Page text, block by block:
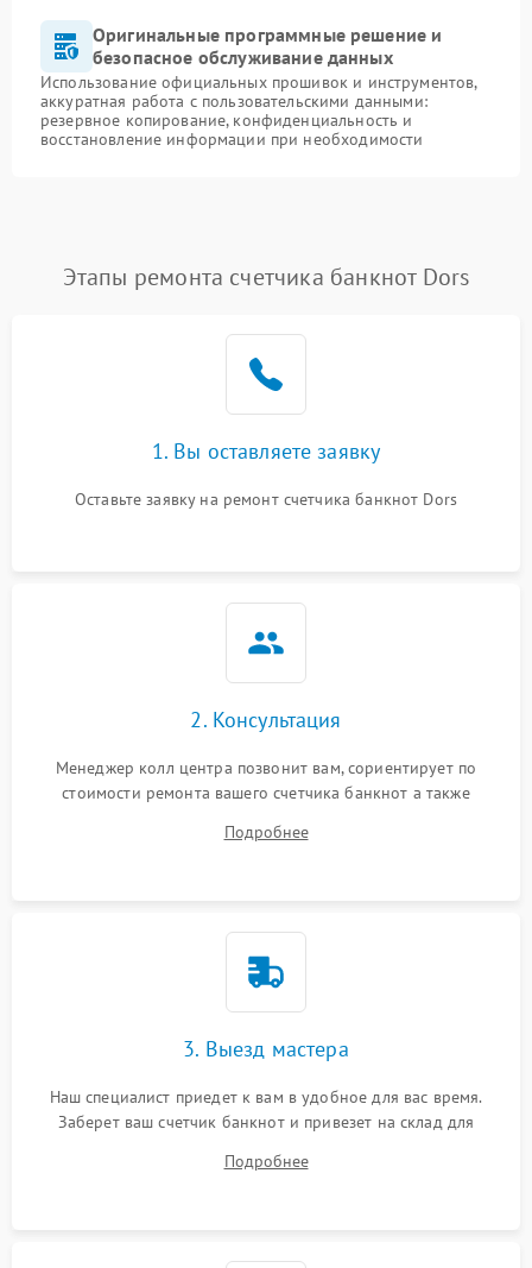
Оригинальные программные решение и
безопасное обслуживание данных
Использование официальных прошивок и инструментов,
аккуратная работа с пользовательскими данными:
резервное копирование, конфиденциальность и
восстановление информации при необходимости
Этапы ремонта счетчика банкнот Dors
1. Вы оставляете заявку
Оставьте заявку на ремонт счетчика банкнот Dors
2. Консультация
Менеджер колл центра позвонит вам, сориентирует по
стоимости ремонта вашего счетчика банкнот а также
Подробнее
3. Выезд мастера
Наш специалист приедет к вам в удобное для вас время.
Заберет ваш счетчик банкнот и привезет на склад для
Подробнее